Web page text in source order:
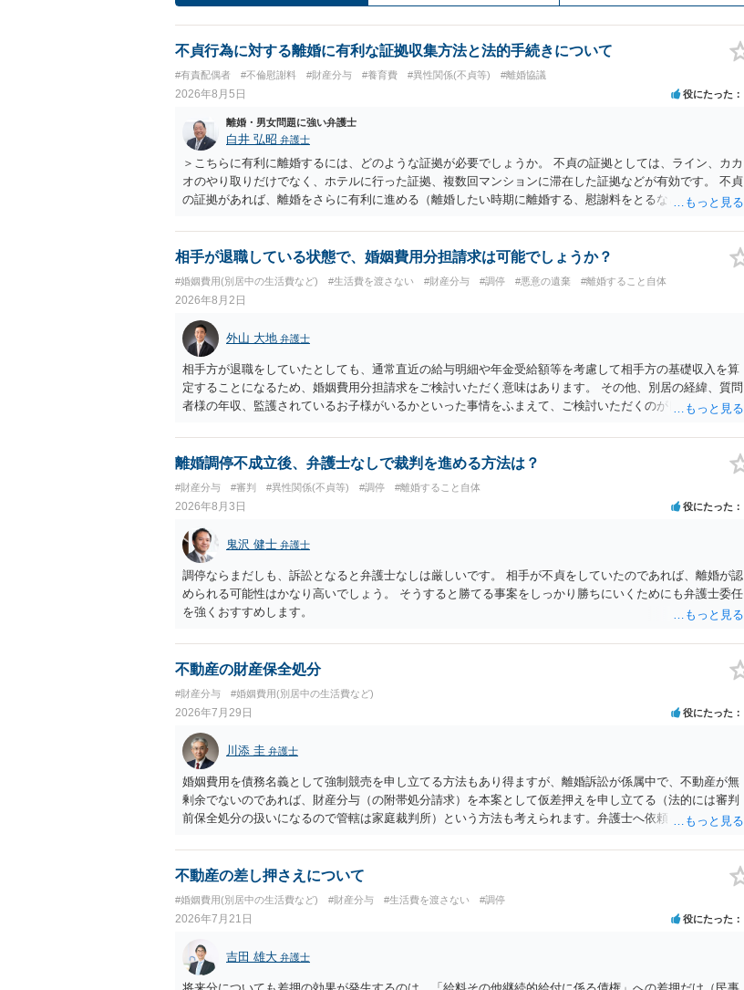
不貞行為に対する離婚に有利な証拠収集方法と法的手続きについて
#有責配偶者 #不倫慰謝料 #財産分与 #養育費 #異性関係(不貞等) #離婚協議
2026年8月5日 役にたった
離婚・男女問題に強い弁護士
白井 弘昭 弁護士
＞こちらに有利に離婚するには、どのような証拠が必要でしょうか。 不貞の証拠としては、ライン、カカ
オのやり取りだけでなく、ホテルに行った証拠、複数回マンションに滞在した証拠などが有効です。 不貞
の証拠があれば、離婚をさらに有利に進める（離婚したい時期に離婚する、慰謝料をとるなど）ことがで
がありますので、ご注意ください。 以上、ご参考まで。
相手が退職している状態で、婚姻費用分担請求は可能でしょうか？
#婚姻費用(別居中の生活費など) #生活費を渡さない #財産分与 #調停 #悪意の遺棄 #離婚すること自体
2026年8月2日
外山 大地 弁護士
相手方が退職をしていたとしても、通常直近の給与明細や年金受給額等を考慮して相手方の基礎収入を算
定することになるため、婚姻費用分担請求をご検討いただく意味はあります。 その他、別居の経緯、質問
者様の年収、監護されているお子様がいるかといった事情をふまえて、ご検討いただくのが良いかと思い
離婚調停不成立後、弁護士なしで裁判を進める方法は？
#財産分与 #審判 #異性関係(不貞等) #調停 #離婚すること自体
2026年8月3日 役にたった
鬼沢 健士 弁護士
調停ならまだしも、訴訟となると弁護士なしは厳しいです。 相手が不貞をしていたのであれば、離婚が認
められる可能性はかなり高いでしょう。 そうすると勝てる事案をしっかり勝ちにいくためにも弁護士委任
を強くおすすめします。
不動産の財産保全処分
#財産分与 #婚姻費用(別居中の生活費など)
2026年7月29日 役にたった
川添 圭 弁護士
婚姻費用を債務名義として強制競売を申し立てる方法もあり得ますが、離婚訴訟が係属中で、不動産が無
剰余でないのであれば、財産分与（の附帯処分請求）を本案として仮差押えを申し立てる（法的には審判
前保全処分の扱いになるので管轄は家庭裁判所）という方法も考えられます。弁護士へ依頼しているので
不動産の差し押さえについて
#婚姻費用(別居中の生活費など) #財産分与 #生活費を渡さない #調停
2026年7月21日 役にたった
吉田 雄大 弁護士